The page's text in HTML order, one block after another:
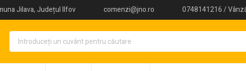
Jilava, Județul Ilfov comenzi@jno.ro 0748141216 /